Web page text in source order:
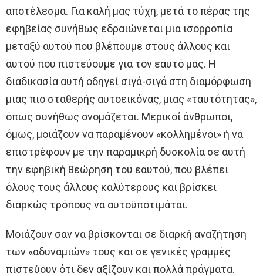
αποτέλεσμα. Για καλή μας τύχη, μετά το πέρας της
εφηβείας συνήθως εδραιώνεται μια ισορροπία
μεταξύ αυτού που βλέπουμε στους άλλους και
αυτού που πιστεύουμε για τον εαυτό μας. Η
διαδικασία αυτή οδηγεί σιγά-σιγά στη διαμόρφωση
μιας πιο σταθερής αυτοεικόνας, μιας «ταυτότητας»,
όπως συνήθως ονομάζεται. Μερικοί άνθρωποι,
όμως, μοιάζουν να παραμένουν «κολλημένοι» ή να
επιστρέφουν με την παραμικρή δυσκολία σε αυτή
την εφηβική θεώρηση του εαυτού, που βλέπει
όλους τους άλλους καλύτερους και βρίσκει
διαρκώς τρόπους να αυτοϋποτιμάται.
Μοιάζουν σαν να βρίσκονται σε διαρκή αναζήτηση
των «αδυναμιών» τους και σε γενικές γραμμές
πιστεύουν ότι δεν αξίζουν και πολλά πράγματα.